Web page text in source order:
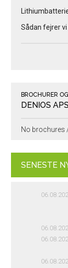
Sådan fejrer vi
BROCHURER
DENIOS APS
No brochures
SENESTE